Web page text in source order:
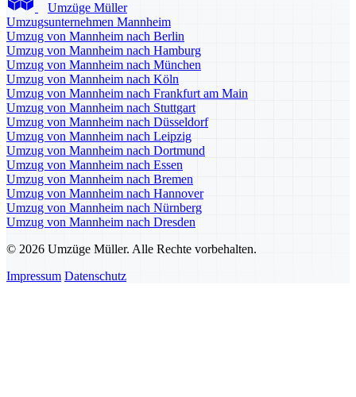
Umzüge Müller
Umzugsunternehmen Mannheim
Umzug von Mannheim nach Berlin
Umzug von Mannheim nach Hamburg
Umzug von Mannheim nach München
Umzug von Mannheim nach Köln
Umzug von Mannheim nach Frankfurt am Main
Umzug von Mannheim nach Stuttgart
Umzug von Mannheim nach Düsseldorf
Umzug von Mannheim nach Leipzig
Umzug von Mannheim nach Dortmund
Umzug von Mannheim nach Essen
Umzug von Mannheim nach Bremen
Umzug von Mannheim nach Hannover
Umzug von Mannheim nach Nürnberg
Umzug von Mannheim nach Dresden
© 2026 Umzüge Müller. Alle Rechte vorbehalten.
Impressum Datenschutz